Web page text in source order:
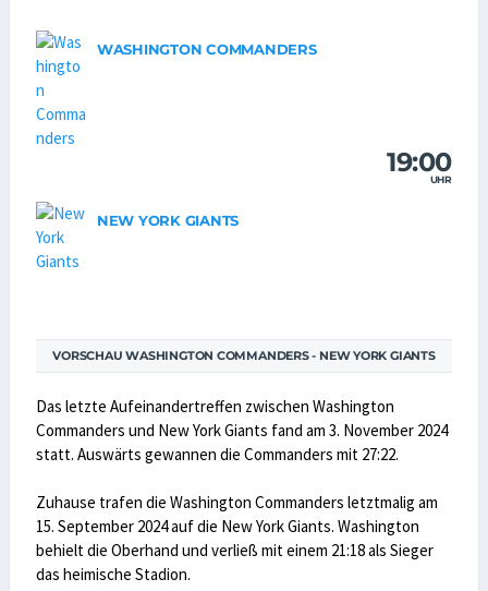
WASHINGTON COMMANDERS
19:00
UHR
NEW YORK GIANTS
VORSCHAU WASHINGTON COMMANDERS - NEW YORK GIANTS
Das letzte Aufeinandertreffen zwischen Washington
Commanders und New York Giants fand am 3. November 2024
statt. Auswärts gewannen die Commanders mit 27:22.
Zuhause trafen die Washington Commanders letztmalig am
15. September 2024 auf die New York Giants. Washington
behielt die Oberhand und verließ mit einem 21:18 als Sieger
das heimische Stadion.